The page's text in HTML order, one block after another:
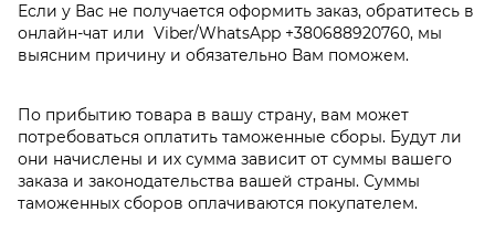
Если у Вас не получается оформить заказ, обратитесь в
онлайн-чат или Viber/WhatsApp +380688920760, мы
выясним причину и обязательно Вам поможем.
По прибытию товара в вашу страну, вам может
потребоваться оплатить таможенные сборы. Будут ли
они начислены и их сумма зависит от суммы вашего
заказа и законодательства вашей страны. Суммы
таможенных сборов оплачиваются покупателем.